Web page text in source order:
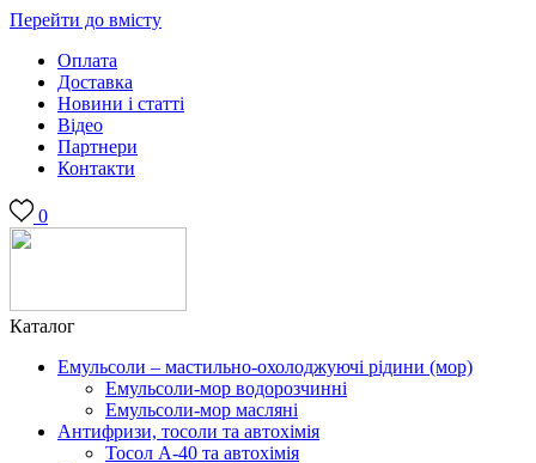
Перейти до вмісту
Оплата
Доставка
Новини і статті
Відео
Партнери
Контакти
0
Каталог
Емульсоли – мастильно-охолоджуючі рідини (мор)
Емульсоли-мор водорозчинні
Емульсоли-мор масляні
Антифризи, тосоли та автохімія
Тосол А-40 та автохімія